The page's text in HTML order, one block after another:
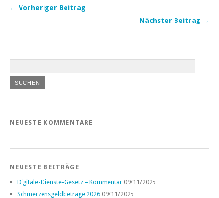
← Vorheriger Beitrag
Nächster Beitrag →
NEUESTE KOMMENTARE
NEUESTE BEITRÄGE
Digitale-Dienste-Gesetz – Kommentar 09/11/2025
Schmerzensgeldbeträge 2026 09/11/2025